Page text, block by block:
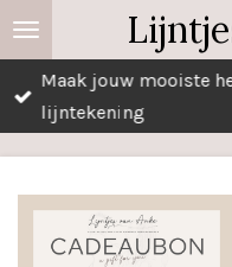
Ga
direct
naar
hoofdinhoud
Maak jouw mooiste
lijntekening